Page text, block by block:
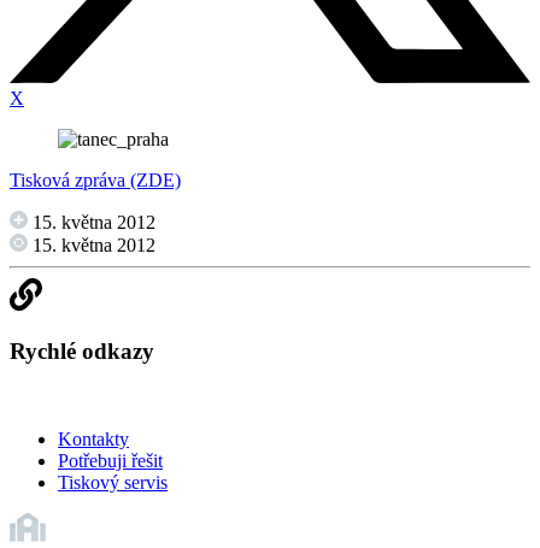
X
Tisková zpráva (ZDE)
15. května 2012
15. května 2012
Rychlé odkazy
Kontakty
Potřebuji řešit
Tiskový servis